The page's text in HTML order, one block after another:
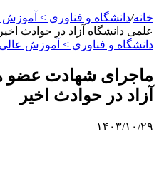
خانه/دانشگاه و فناوری >
علمی دانشگاه آزاد در حوادث اخیر
دانشگاه و فناوری > آموزش عالی
ماجرای شهادت عضو
آزاد در حوادث اخیر
۱۴۰۳/۱۰/۲۹